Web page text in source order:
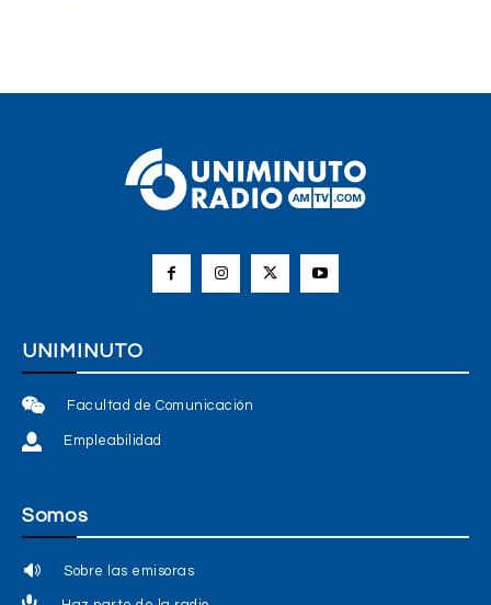
UNIMINUTO
Facultad de Comunicación
Empleabilidad
Somos
Sobre las emisoras